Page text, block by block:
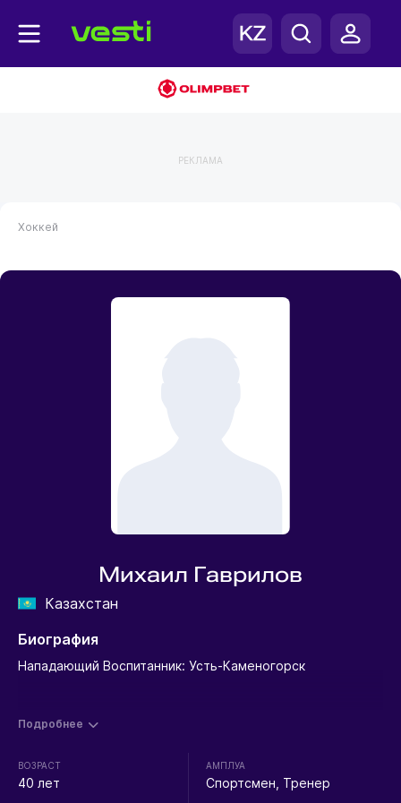
РЕКЛАМА
Хоккей
Михаил Гаврилов
Казахстан
Биография
Нападающий Воспитанник: Усть-Каменогорск
Подробнее
ВОЗРАСТ
40 лет
АМПЛУА
Спортсмен, Тренер